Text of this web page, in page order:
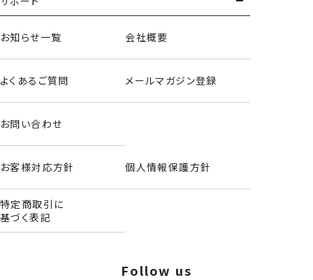
キルトシューズバッグ＜アナと雪の女王＞
お知らせ一覧 会社概要
よくあるご質問 メールマガジン登録
お問い合わせ
お客様対応方針 個人情報保護方針
特定商取引に
基づく表記
Follow us